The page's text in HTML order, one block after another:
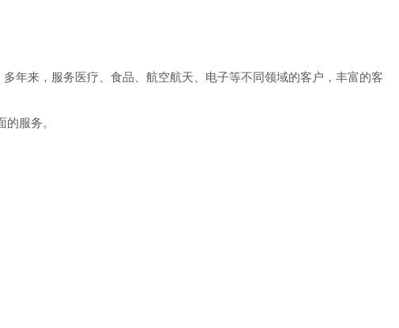
年来，服务医疗、食品、航空航天、电子等不同领域的客户，丰富的客
服务。